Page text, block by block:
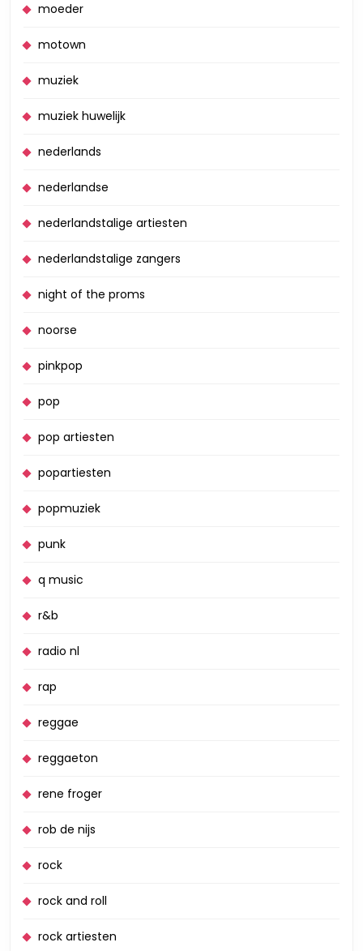
moeder
motown
muziek
muziek huwelijk
nederlands
nederlandse
nederlandstalige artiesten
nederlandstalige zangers
night of the proms
noorse
pinkpop
pop
pop artiesten
popartiesten
popmuziek
punk
q music
r&b
radio nl
rap
reggae
reggaeton
rene froger
rob de nijs
rock
rock and roll
rock artiesten